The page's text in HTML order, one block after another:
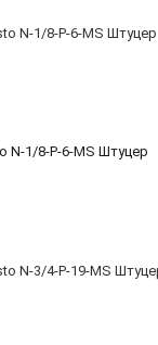
N-1/8-P-6-MS Штуцер